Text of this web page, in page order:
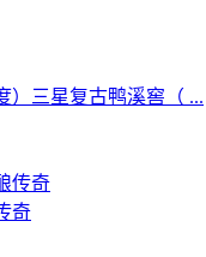
）三星复古鸭溪窖（ ...
传奇
奇